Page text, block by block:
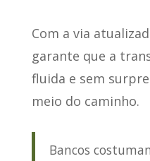
Com a via
garante que a
fluida e sem
meio do caminho.
Bancos